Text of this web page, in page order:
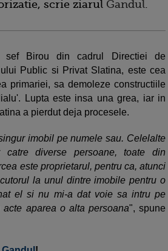
scrie ziarul Gandul
sef Birou din cadrul Directiei de
Public si Privat Slatina, este cea
primariei, sa demoleze constructiile
Lupta este insa una grea, iar in
a pierdut deja procesele.
imobil pe numele sau. Celelalte
diverse persoane, toate din
este proprietarul, pentru ca, atunci
la unul dintre imobile pentru o
el si nu mi-a dat voie sa intru pe
aparea o alta persoana", spune